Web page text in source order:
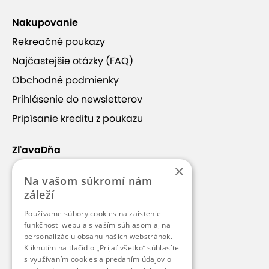
Nakupovanie
Rekreačné poukazy
Najčastejšie otázky (FAQ)
Obchodné podmienky
Prihlásenie do newsletterov
Pripísanie kreditu z poukazu
ZľavaDňa
Náš príbeh
Kontakt
Kariéra
Blog
Pre médiá
Pre partnerov
×
Na vašom súkromí nám
záleží
Používame súbory cookies na zaistenie
funkčnosti webu a s vaším súhlasom aj na
personalizáciu obsahu našich webstránok.
Kliknutím na tlačidlo „Prijať všetko“ súhlasíte
s využívaním cookies a predaním údajov o